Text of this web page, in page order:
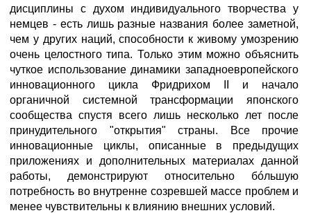
дисциплины с духом индивидуального творчества у
немцев - есть лишь разные названия более заметной,
чем у других наций, способности к живому умозрению
очень целостного типа. Только этим можно объяснить
чуткое использование динамики западноевропейского
инновационного цикла Фридрихом II и начало
органичной системной трансформации японского
сообщества спустя всего лишь несколько лет после
принудительного "открытия" страны. Все прочие
инновационные циклы, описанные в предыдущих
приложениях и дополнительных материалах данной
работы, демонстрируют относительно бóльшую
потребность во внутренне созревшей массе проблем и
менее чувствительны к влиянию внешних условий.